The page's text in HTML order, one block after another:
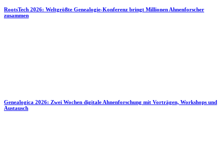
RootsTech 2026: Weltgrößte Genealogie-Konferenz bringt Millionen Ahnenforscher
zusammen
Genealogica 2026: Zwei Wochen digitale Ahnenforschung mit Vorträgen, Workshops und
Austausch